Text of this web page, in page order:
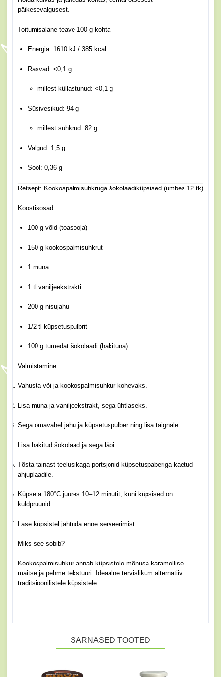
päikesevalgusest.
Toitumisalane teave 100 g kohta
Energia: 1610 kJ / 385 kcal
Rasvad: <0,1 g
millest küllastunud: <0,1 g
Süsivesikud: 94 g
millest suhkrud: 82 g
Valgud: 1,5 g
Sool: 0,36 g
Retsept: Kookospalmisuhkruga šokolaadiküpsised (umbes 12 tk)
Koostisosad:
100 g võid (toasooja)
150 g kookospalmisuhkrut
1 muna
1 tl vaniljeekstrakti
200 g nisujahu
1/2 tl küpsetuspulbrit
100 g tumedat šokolaadi (hakituna)
Valmistamine:
Vahusta või ja kookospalmisuhkur kohevaks.
Lisa muna ja vaniljeekstrakt, sega ühtlaseks.
Sega omavahel jahu ja küpsetuspulber ning lisa taignale.
Lisa hakitud šokolaad ja sega läbi.
Tõsta tainast teelusikaga portsjonid küpsetuspaberiga kaetud
ahjuplaadile.
Küpseta 180°C juures 10–12 minutit, kuni küpsised on
kuldpruunid.
Lase küpsistel jahtuda enne serveerimist.
Miks see sobib?
Kookospalmisuhkur annab küpsistele mõnusa karamellise
maitse ja pehme tekstuuri. Ideaalne tervislikum alternatiiv
traditsioonilistele küpsistele.
SARNASED TOOTED